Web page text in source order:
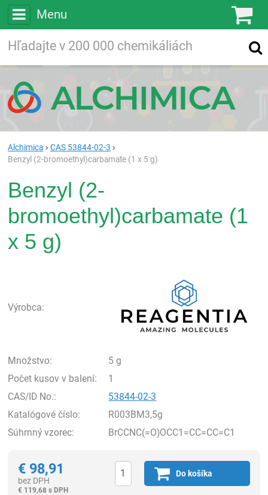
Menu
Vyhľadávanie
Alchimica
CAS 53844-02-3
Benzyl (2-bromoethyl)carbamate (1 x 5 g)
Benzyl (2-
bromoethyl)carbamate (1
x 5 g)
Výrobca:
Množstvo:
5 g
Počet kusov v balení:
1
CAS/ID No.:
53844-02-3
Katalógové číslo:
R003BM3,5g
Súhrnný vzorec:
BrCCNC(=O)OCC1=CC=CC=C1
€ 98,91
bez DPH
€ 119,68 s DPH
Do košíka